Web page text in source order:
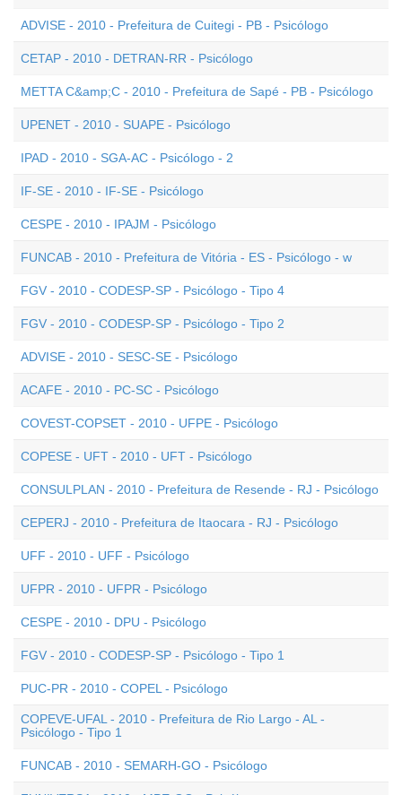
ADVISE - 2010 - Prefeitura de Cuitegi - PB - Psicólogo
CETAP - 2010 - DETRAN-RR - Psicólogo
METTA C&amp;C - 2010 - Prefeitura de Sapé - PB - Psicólogo
UPENET - 2010 - SUAPE - Psicólogo
IPAD - 2010 - SGA-AC - Psicólogo - 2
IF-SE - 2010 - IF-SE - Psicólogo
CESPE - 2010 - IPAJM - Psicólogo
FUNCAB - 2010 - Prefeitura de Vitória - ES - Psicólogo - w
FGV - 2010 - CODESP-SP - Psicólogo - Tipo 4
FGV - 2010 - CODESP-SP - Psicólogo - Tipo 2
ADVISE - 2010 - SESC-SE - Psicólogo
ACAFE - 2010 - PC-SC - Psicólogo
COVEST-COPSET - 2010 - UFPE - Psicólogo
COPESE - UFT - 2010 - UFT - Psicólogo
CONSULPLAN - 2010 - Prefeitura de Resende - RJ - Psicólogo
CEPERJ - 2010 - Prefeitura de Itaocara - RJ - Psicólogo
UFF - 2010 - UFF - Psicólogo
UFPR - 2010 - UFPR - Psicólogo
CESPE - 2010 - DPU - Psicólogo
FGV - 2010 - CODESP-SP - Psicólogo - Tipo 1
PUC-PR - 2010 - COPEL - Psicólogo
COPEVE-UFAL - 2010 - Prefeitura de Rio Largo - AL -
Psicólogo - Tipo 1
FUNCAB - 2010 - SEMARH-GO - Psicólogo